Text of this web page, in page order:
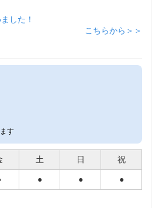
した！
こちらから＞＞
す
土 日 祝
● ● ●